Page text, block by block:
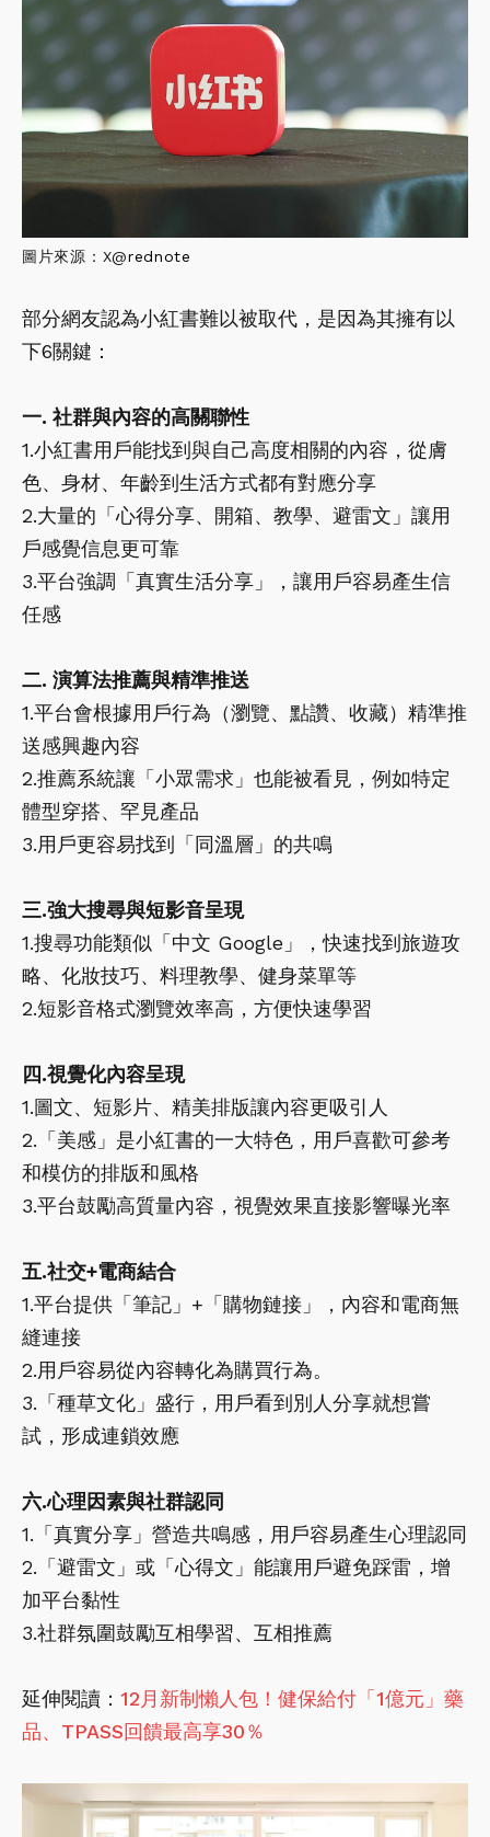
圖片來源：X@rednote
部分網友認為小紅書難以被取代，是因為其擁有以
下6關鍵：
一. 社群與內容的高關聯性
1.小紅書用戶能找到與自己高度相關的內容，從膚
色、身材、年齡到生活方式都有對應分享
2.大量的「心得分享、開箱、教學、避雷文」讓用
戶感覺信息更可靠
3.平台強調「真實生活分享」，讓用戶容易產生信
任感
二. 演算法推薦與精準推送
1.平台會根據用戶行為（瀏覽、點讚、收藏）精準推
送感興趣內容
2.推薦系統讓「小眾需求」也能被看見，例如特定
體型穿搭、罕見產品
3.用戶更容易找到「同溫層」的共鳴
三.強大搜尋與短影音呈現
1.搜尋功能類似「中文 Google」，快速找到旅遊攻
略、化妝技巧、料理教學、健身菜單等
2.短影音格式瀏覽效率高，方便快速學習
四.視覺化內容呈現
1.圖文、短影片、精美排版讓內容更吸引人
2.「美感」是小紅書的一大特色，用戶喜歡可參考
和模仿的排版和風格
3.平台鼓勵高質量內容，視覺效果直接影響曝光率
五.社交+電商結合
1.平台提供「筆記」+「購物鏈接」，內容和電商無
縫連接
2.用戶容易從內容轉化為購買行為。
3.「種草文化」盛行，用戶看到別人分享就想嘗
試，形成連鎖效應
六.心理因素與社群認同
1.「真實分享」營造共鳴感，用戶容易產生心理認同
2.「避雷文」或「心得文」能讓用戶避免踩雷，增
加平台黏性
3.社群氛圍鼓勵互相學習、互相推薦
延伸閱讀： 12月新制懶人包！健保給付「1億元」藥
品、TPASS回饋最高享30％